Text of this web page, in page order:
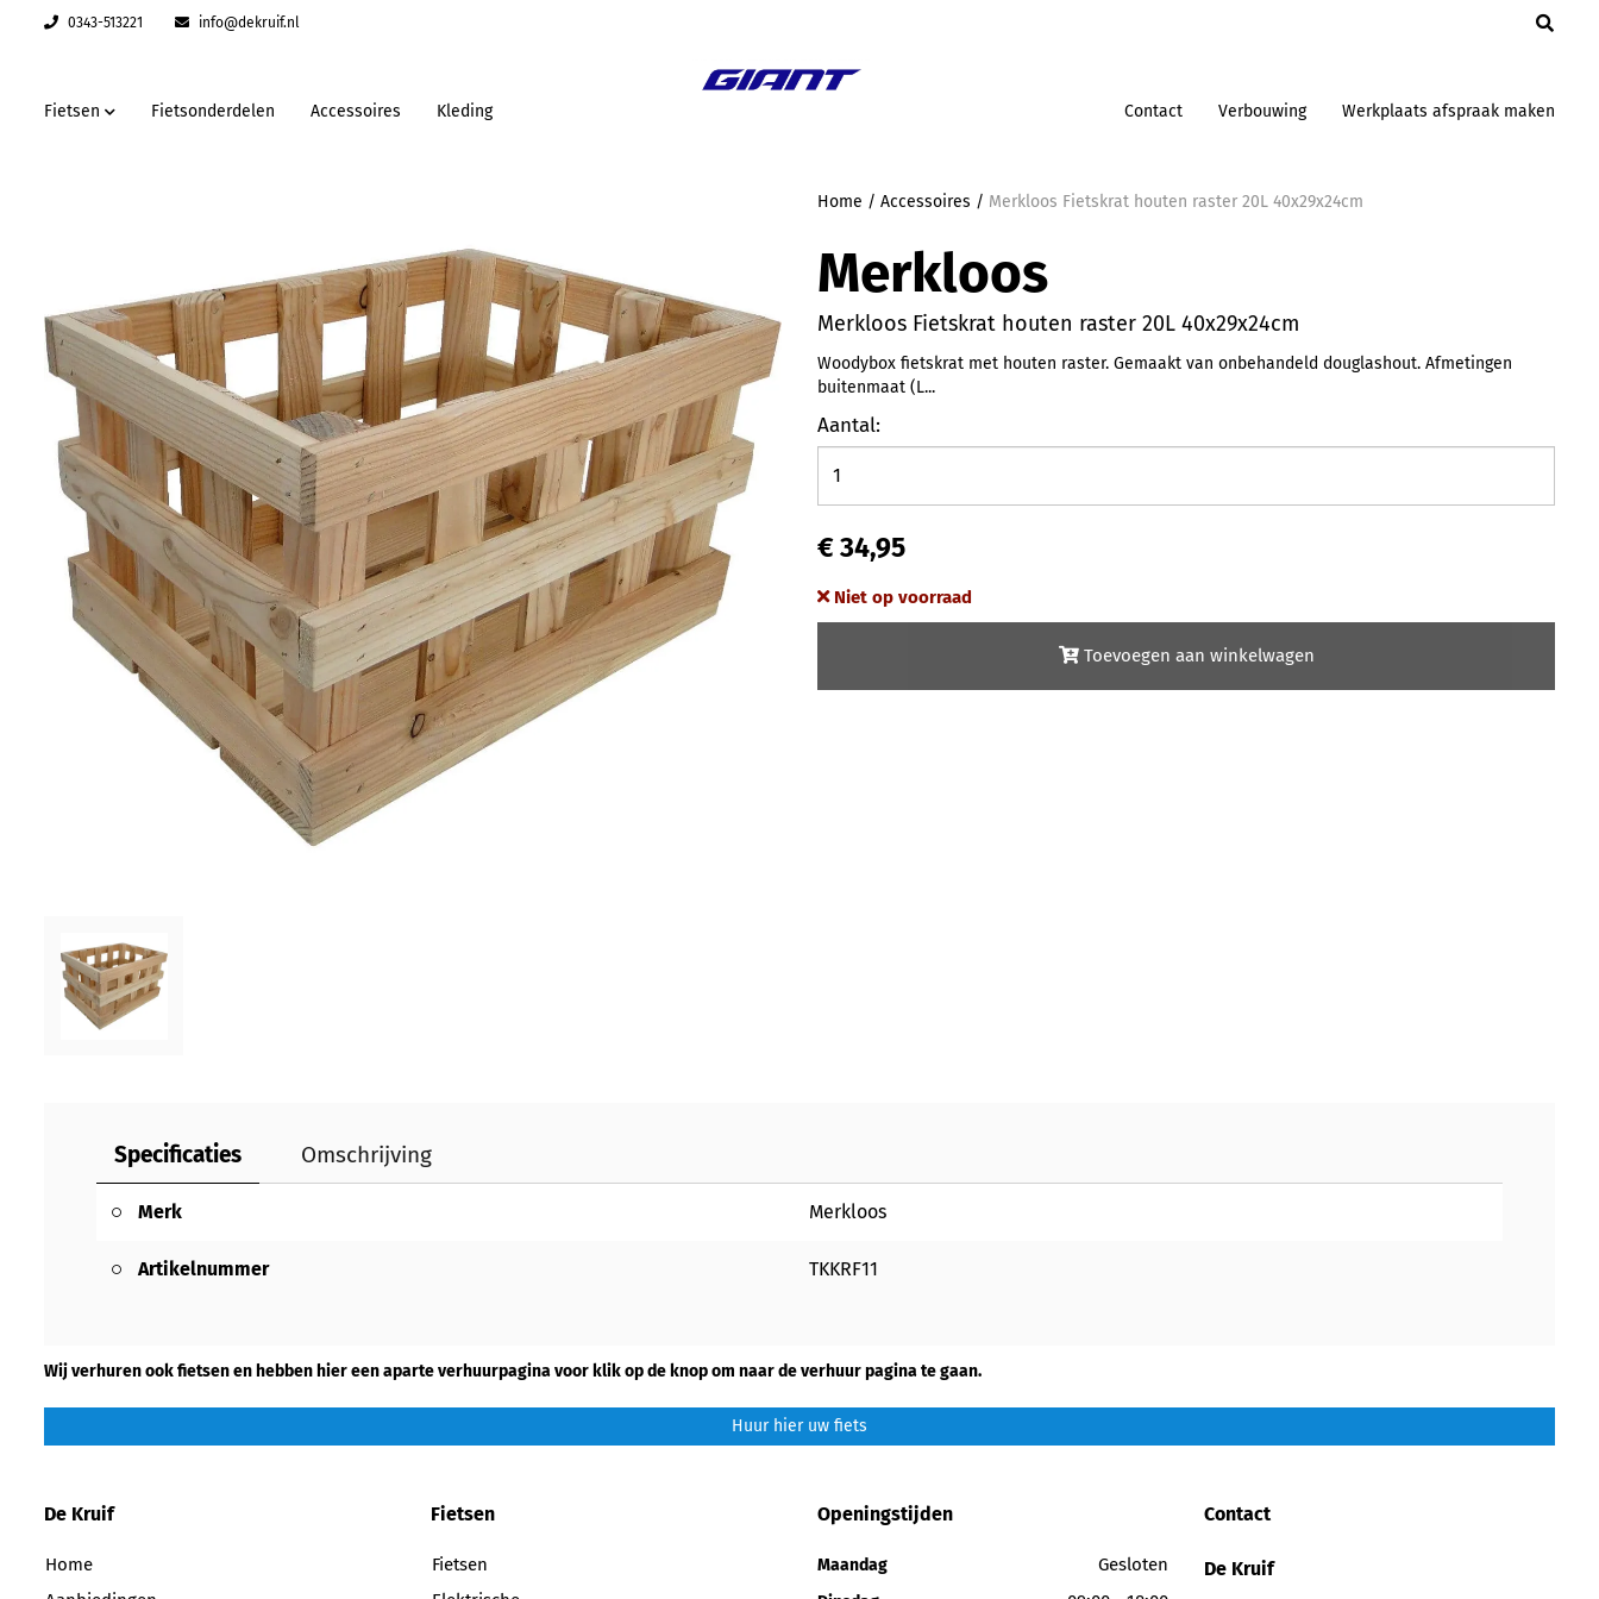
0343-513221 info@dekruif.nl
Fietsen Fietsonderdelen Accessoires Kleding Contact Verbouwing Werkplaats afspraak maken
Home / Accessoires / Merkloos Fietskrat houten raster 20L 40x29x24cm
Merkloos
Merkloos Fietskrat houten raster 20L 40x29x24cm
Woodybox fietskrat met houten raster. Gemaakt van onbehandeld douglashout. Afmetingen
buitenmaat (L...
Aantal:
€ 34,95
Niet op voorraad
Toevoegen aan winkelwagen
Specificaties Omschrijving
Merk Merkloos
Artikelnummer TKKRF11
Wij verhuren ook fietsen en hebben hier een aparte verhuurpagina voor klik op de knop om naar de verhuur pagina te gaan.
Huur hier uw fiets
De Kruif
Home
Fietsen
Fietsen
Openingstijden
Maandag Gesloten
Contact
De Kruif